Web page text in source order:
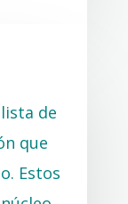
de
que
Estos